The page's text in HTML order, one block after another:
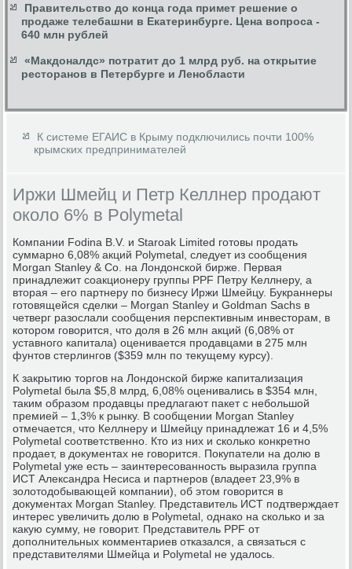
Правительство до конца года примет решение о
продаже телебашни в Екатеринбурге. Цена вопроса -
640 млн рублей
«Макдоналдс» потратит до 1 млрд руб. на открытие
ресторанов в Петербурге и Ленобласти
К системе ЕГАИС в Крыму подключились почти 100%
крымских предпринимателей
Иржи Шмейц и Петр Келлнер продают
около 6% в Polymetal
Компании Fodina B.V. и Staroak Limited готовы продать
суммарно 6,08% акций Polymetal, следует из сообщения
Morgan Stanley & Co. на Лондонской бирже. Первая
принадлежит соакционеру группы PPF Петру Келлнеру, а
вторая – его партнеру по бизнесу Иржи Шмейцу. Букраннеры
готовящейся сделки – Morgan Stanley и Goldman Sachs в
четверг разослали сообщения перспективным инвесторам, в
котором говорится, что доля в 26 млн акций (6,08% от
уставного капитала) оценивается продавцами в 275 млн
фунтов стерлингов ($359 млн по текущему курсу).
К закрытию торгов на Лондонской бирже капитализация
Polymetal была $5,8 млрд, 6,08% оценивались в $354 млн,
таким образом продавцы предлагают пакет с небольшой
премией – 1,3% к рынку. В сообщении Morgan Stanley
отмечается, что Келлнеру и Шмейцу принадлежат 16 и 4,5%
Polymetal соответственно. Кто из них и сколько конкретно
продает, в документах не говорится. Покупатели на долю в
Polymetal уже есть – заинтересованность выразила группа
ИСТ Александра Несиса и партнеров (владеет 23,9% в
золотодобывающей компании), об этом говорится в
документах Morgan Stanley. Представитель ИСТ подтверждает
интерес увеличить долю в Polymetal, однако на сколько и за
какую сумму, не говорит. Представитель PPF от
дополнительных комментариев отказался, а связаться с
представителями Шмейца и Polymetal не удалось.